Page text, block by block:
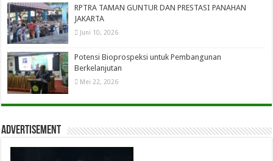
RPTRA TAMAN GUNTUR DAN PRESTASI PANAHAN
JAKARTA
Juni 10, 2026
Potensi Bioprospeksi untuk Pembangunan
Berkelanjutan
Mei 22, 2026
Advertisement